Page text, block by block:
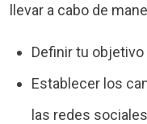
llevar a cabo de
Definir tu objetivo
Establecer los
las redes